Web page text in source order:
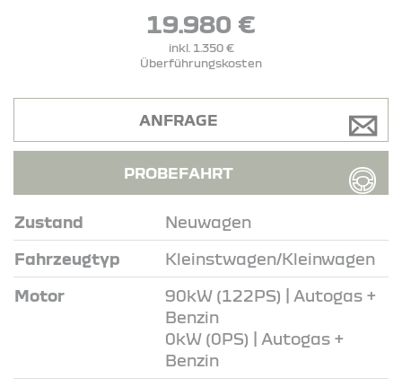
19.980 €
inkl. 1.350 €
Überführungskosten
Zustand Neuwagen
Fahrzeugtyp Kleinstwagen/Kleinwagen
Motor
90kW (122PS) | Autogas +
Benzin
0kW (0PS) | Autogas +
Benzin
ANFRAGE
PROBEFAHRT